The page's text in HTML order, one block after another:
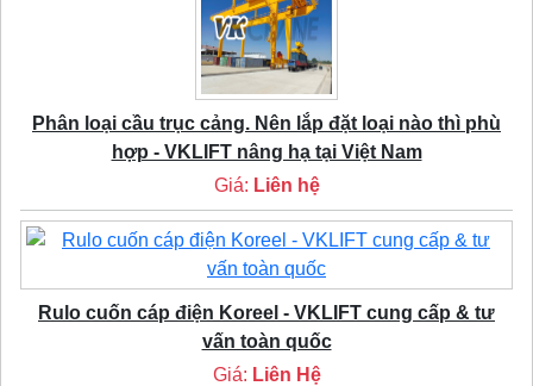
Phân loại cầu trục cảng. Nên lắp đặt loại nào thì phù
hợp - VKLIFT nâng hạ tại Việt Nam
Giá: Liên hệ
Rulo cuốn cáp điện Koreel - VKLIFT cung cấp & tư
vấn toàn quốc
Giá: Liên Hệ